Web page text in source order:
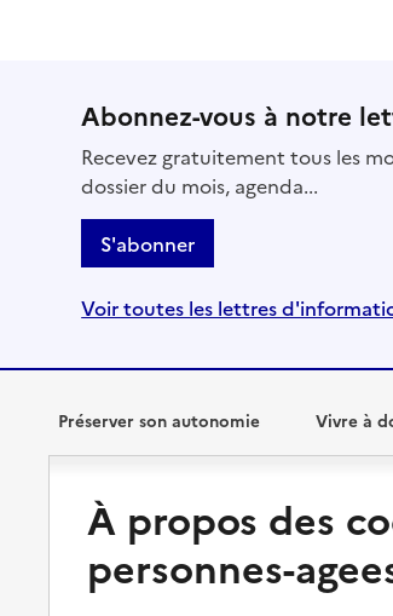
Abonnez-vous à notre
Recevez gratuitement tous les
dossier du mois, agenda...
S'abonner
Voir toutes les lettres
Préserver son autonomie
et droits
s'équiper
Vivre à
Bénéficier
Aides
À propos des
personnes-